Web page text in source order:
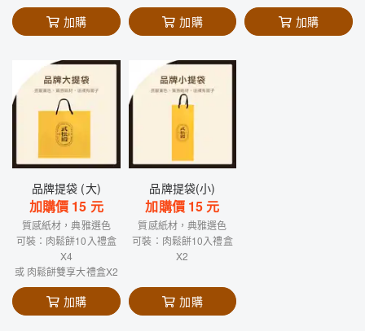
加購 加購 加購
品牌提袋 (大)
加購價 15 元
質感紙材，典雅選色
可裝：肉鬆餅10入禮盒
X4
或 肉鬆餅雙享大禮盒X2
加購
品牌提袋(小)
加購價 15 元
質感紙材，典雅選色
可裝：肉鬆餅10入禮盒
X2
加購